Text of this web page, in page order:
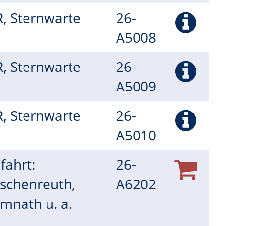
Sternwarte
26-
A5008
Sternwarte
26-
A5009
Sternwarte
26-
A5010
u. a.
26-
A6202